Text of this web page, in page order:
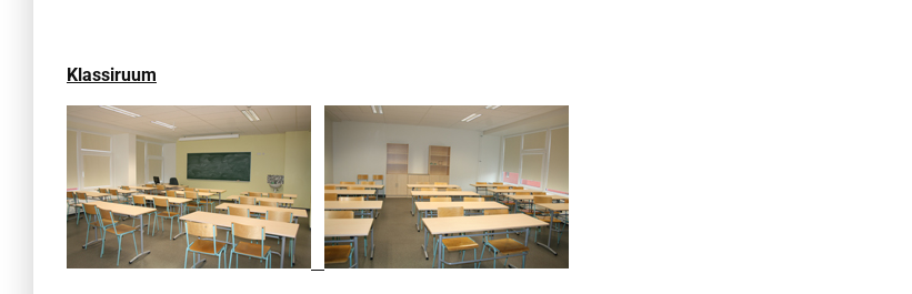
Klassiruum